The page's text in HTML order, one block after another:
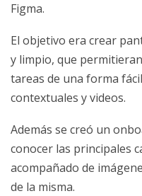
Figma.
El objetivo era crear
y limpio, que
tareas de una forma
contextuales y videos.
Además se creó un
conocer las principales
acompañado de
de la misma.